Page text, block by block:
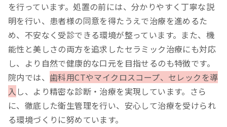
を行っています。処置の前には、分かりやすく丁寧な説
明を行い、患者様の同意を得たうえで治療を進めるた
め、不安なく受診できる環境が整っています。また、機
能性と美しさの両方を追求したセラミック治療にも対応
し、より自然で健康的な口元を目指せるのも特徴です。
院内では、 歯科用CTやマイクロスコープ、セレックを導
入 し、より精密な診断・治療を実現しています。さら
に、徹底した衛生管理を行い、安心して治療を受けられ
る環境づくりに努めています。